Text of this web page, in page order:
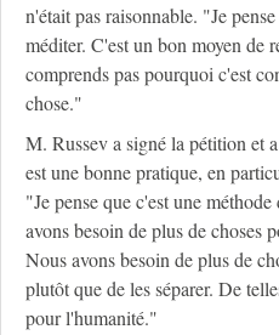
n'était pas raisonnable. "Je
méditer. C'est un bon moyen de
comprends pas pourquoi c'est
chose."
M. Russev a signé la pétition et
est une bonne pratique, en
"Je pense que c'est une
avons besoin de plus de choses
Nous avons besoin de plus de
plutôt que de les séparer. De
pour l'humanité."